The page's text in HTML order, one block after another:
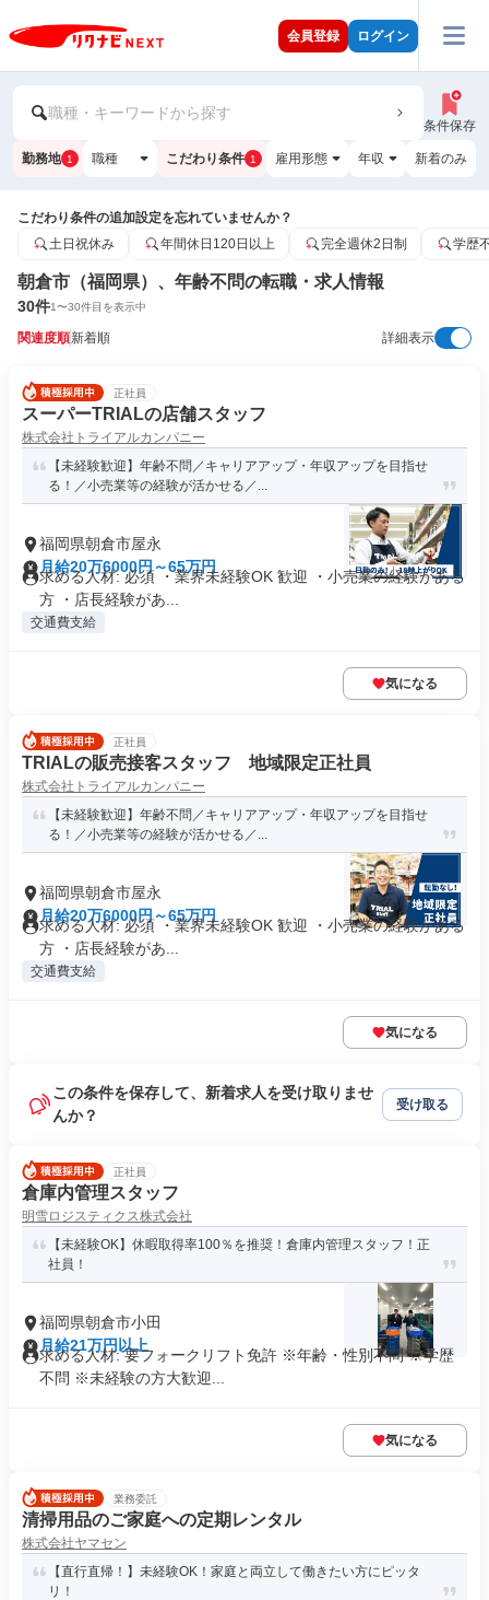
会員登録 ログイン
職種・キーワードから探す
条件保存
勤務地 1 職種 こだわり条件 1 雇用形態 年収 新着のみ
こだわり条件の追加設定を忘れていませんか？
土日祝休み
年間休日120日以上 完全週休2日制 学歴
朝倉市（福岡県）、年齢不問の転職・求人情報
30件1〜30件目を表示中
関連度順新着順 詳細表示
正社員
スーパーTRIALの店舗スタッフ
株式会社トライアルカンパニー
【未経験歓迎】年齢不問／キャリアアップ・年収アップを目指せ
る！／小売業等の経験が活かせる／...
福岡県朝倉市屋永
月給20万6000円～65万円
求める人材: 必須 ・業界未経験OK 歓迎 ・小売業の経験がある
方 ・店長経験があ...
交通費支給
気になる
正社員
TRIALの販売接客スタッフ 地域限定正社員
株式会社トライアルカンパニー
【未経験歓迎】年齢不問／キャリアアップ・年収アップを目指せ
る！／小売業等の経験が活かせる／...
福岡県朝倉市屋永
月給20万6000円～65万円
求める人材: 必須 ・業界未経験OK 歓迎 ・小売業の経験がある
方 ・店長経験があ...
交通費支給
気になる
この条件を保存して、新着求人を受け取りませ
んか？
受け取る
正社員
倉庫内管理スタッフ
明雪ロジスティクス株式会社
【未経験OK】休暇取得率100％を推奨！倉庫内管理スタッフ！正
社員！
福岡県朝倉市小田
月給21万円以上
求める人材: 要フォークリフト免許 ※年齢・性別不問 ※学歴
不問 ※未経験の方大歓迎...
気になる
業務委託
清掃用品のご家庭への定期レンタル
株式会社ヤマセン
【直行直帰！】未経験OK！家庭と両立して働きたい方にピッタ
リ！